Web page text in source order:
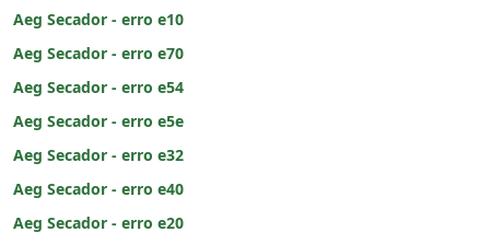
Aeg Secador - erro e10
Aeg Secador - erro e70
Aeg Secador - erro e54
Aeg Secador - erro e5e
Aeg Secador - erro e32
Aeg Secador - erro e40
Aeg Secador - erro e20